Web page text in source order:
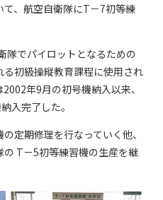
、航空自衛隊にT－7初等練
でパイロットとなるための
初級操縦教育課程に使用され
年9月の初号機納入以来、
入完了した。
定期修理を行なっていく他、
T－5初等練習機の生産を継